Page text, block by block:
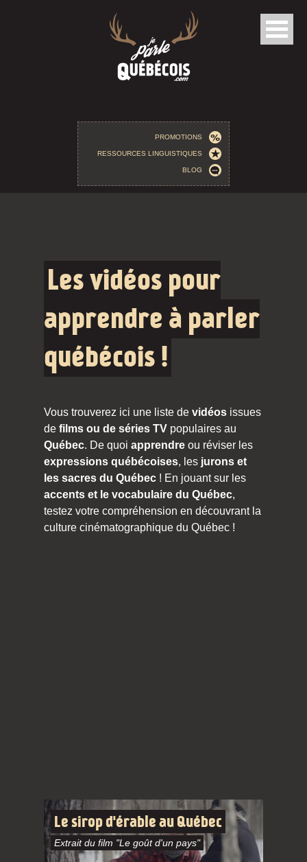
PROMOTIONS
RESSOURCES LINGUISTIQUES
BLOG
Les vidéos pour
apprendre à parler
québécois !
Vous trouverez ici une liste de vidéos issues
de films ou de séries TV populaires au
Québec. De quoi apprendre ou réviser les
expressions québécoises, les jurons et
les sacres du Québec ! En jouant sur les
accents et le vocabulaire du Québec,
testez votre compréhension en découvrant la
culture cinématographique du Québec !
Le sirop d'érable au Québec
Extrait du film "Le goût d'un pays"